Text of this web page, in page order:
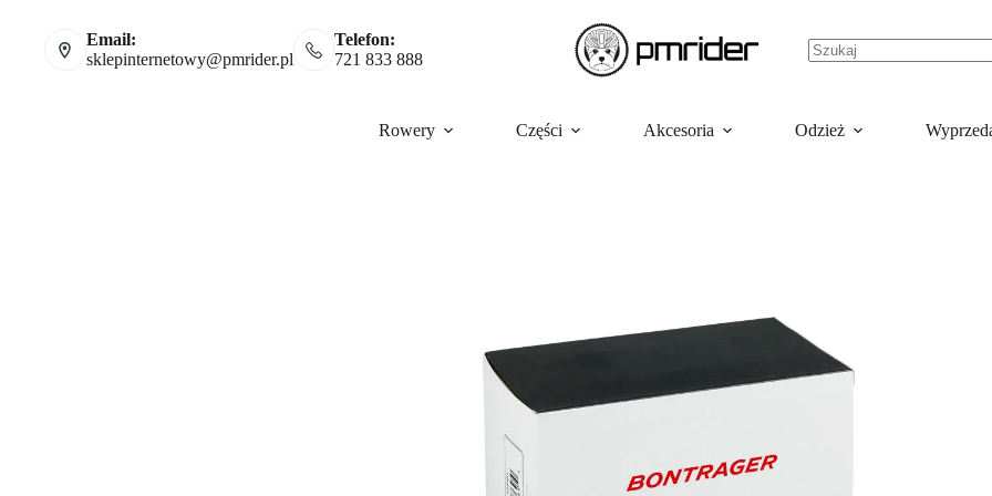
Email:
sklepinternetowy@pmrider.pl
Telefon:
721 833 888
Rowery Części Akcesoria Odzież